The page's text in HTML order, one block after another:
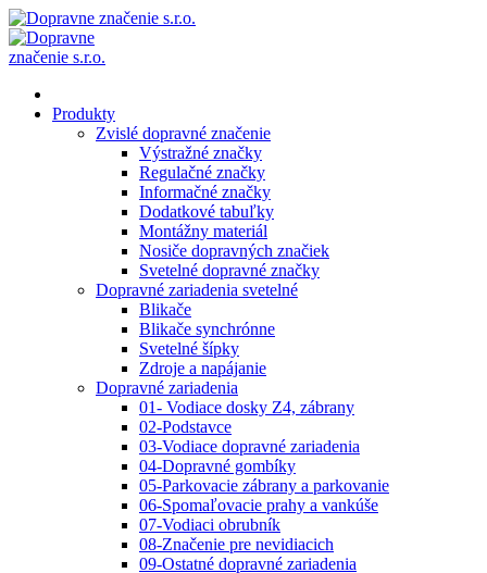
Produkty
Zvislé dopravné značenie
Výstražné značky
Regulačné značky
Informačné značky
Dodatkové tabuľky
Montážny materiál
Nosiče dopravných značiek
Svetelné dopravné značky
Dopravné zariadenia svetelné
Blikače
Blikače synchrónne
Svetelné šípky
Zdroje a napájanie
Dopravné zariadenia
01- Vodiace dosky Z4, zábrany
02-Podstavce
03-Vodiace dopravné zariadenia
04-Dopravné gombíky
05-Parkovacie zábrany a parkovanie
06-Spomaľovacie prahy a vankúše
07-Vodiaci obrubník
08-Značenie pre nevidiacich
09-Ostatné dopravné zariadenia